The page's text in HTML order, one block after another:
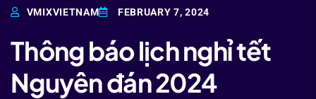
VMIXVIETNAM FEBRUARY 7, 2024
Thông báo lịch nghỉ tết
Nguyên đán 2024